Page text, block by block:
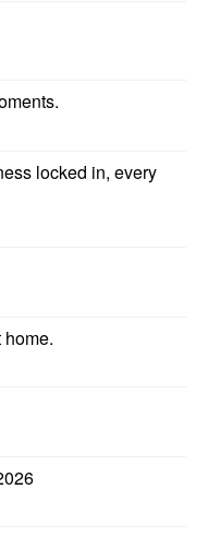
locked in, every